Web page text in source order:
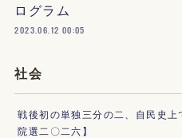
ログラム
2023.06.12 00:05
社会
戦後初の単独三分の二、自民史
院選二〇二六】